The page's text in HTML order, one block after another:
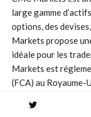
large gamme
options, des
Markets propose
idéale pour les
Markets est
(FCA) au Royaume-
Avantages :